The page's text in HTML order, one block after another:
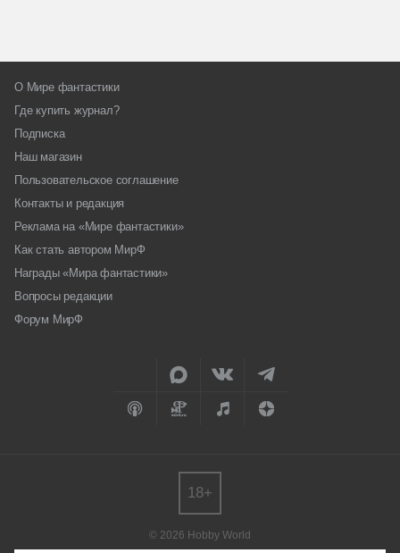
О Мире фантастики
Где купить журнал?
Подписка
Наш магазин
Пользовательское соглашение
Контакты и редакция
Реклама на «Мире фантастики»
Как стать автором МирФ
Награды «Мира фантастики»
Вопросы редакции
Форум МирФ
© 2026 Hobby World
18+